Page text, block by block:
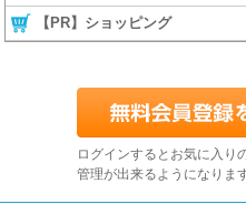
【PR】ショッピング
ログインするとお気に入り
管理が出来るようになりま